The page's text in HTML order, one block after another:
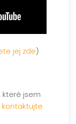
jej zde)
které jsem
kontaktujte